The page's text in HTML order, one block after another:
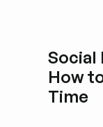
Social
How
Time